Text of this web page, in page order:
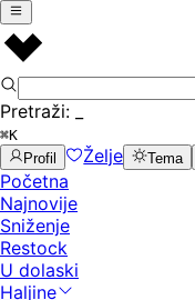
Pretraži:
⌘K
Profil
Želje Tema
Početna
Najnovije
Sniženje
Restock
U dolaski
Haljine